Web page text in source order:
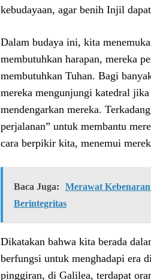
kebudayaan, agar benih Injil
Dalam budaya ini, kita
membutuhkan harapan, mereka
membutuhkan Tuhan. Bagi
mereka mengunjungi katedral
mendengarkan mereka.
perjalanan” untuk membantu
cara berpikir kita, menemui
Baca Juga:
Merawat
Berintegritas
Dikatakan bahwa kita berada
berfungsi untuk menghadapi era
pinggiran, di Galilea, terdapat